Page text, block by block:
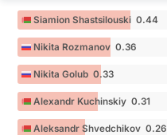
Siamion Shastsilouski 0.44
Nikita Rozmanov 0.36
Nikita Golub 0.33
Alexandr Kuchinskiy 0.31
Aleksandr Shvedchikov 0.26